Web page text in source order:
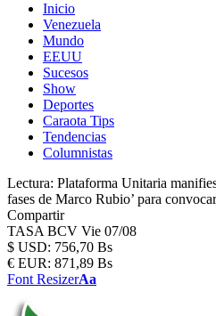
Inicio
Venezuela
Mundo
EEUU
Sucesos
Show
Deportes
Caraota Tips
Tendencias
Columnistas
Lectura: Plataforma Unitaria
fases de Marco Rubio’ para
Compartir
TASA BCV Vie 07/08
$ USD: 756,70 Bs
€ EUR: 871,89 Bs
Font ResizerAa